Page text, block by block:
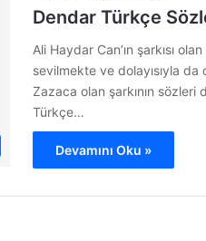
Dendar Türkçe
Ali Haydar Can’ın şarkısı
sevilmekte ve dolayısıyla da
Zazaca olan şarkının sözleri
Türkçe…
Devamını Oku »